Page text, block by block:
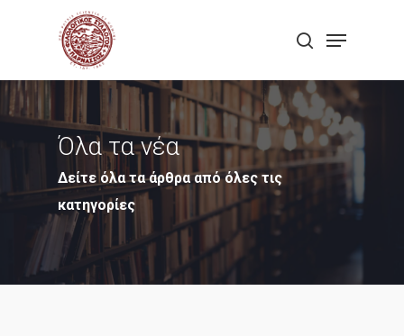
content
search
Menu
Όλα τα νέα
Δείτε όλα τα άρθρα από όλες τις
κατηγορίες
Menu